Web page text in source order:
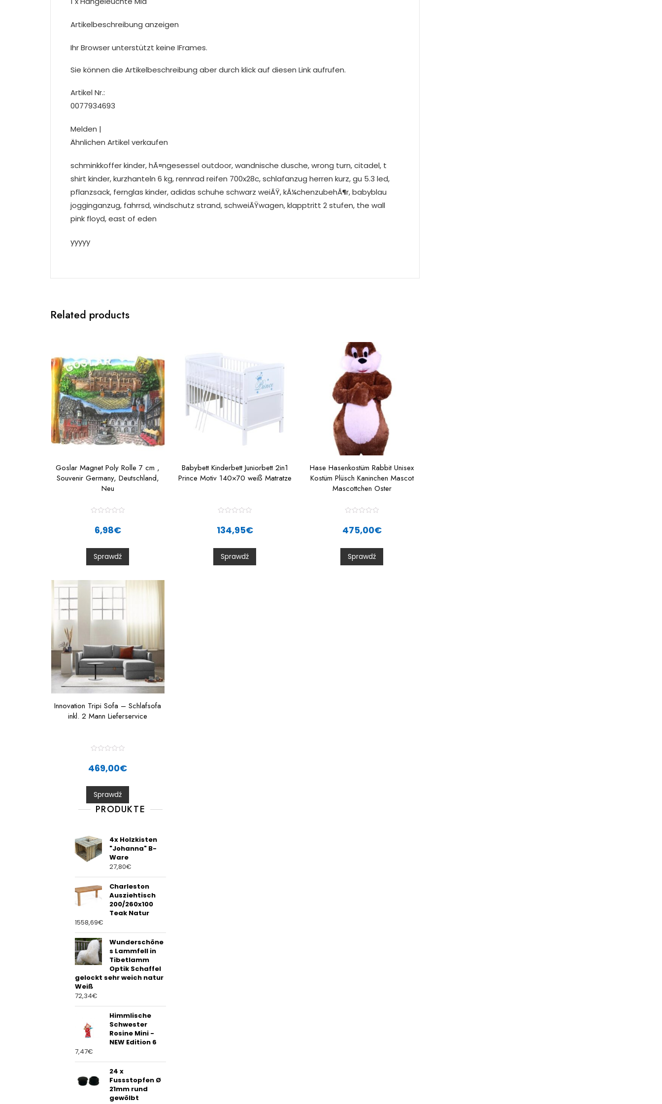
Artikelbeschreibung anzeigen
Ihr Browser unterstützt keine IFrames.
Sie können die Artikelbeschreibung aber durch klick auf diesen Link aufrufen.
Artikel Nr.:
0077934693
Melden |
Ähnlichen Artikel verkaufen
schminkkoffer kinder, hÃ¤ngesessel outdoor, wandnische dusche, wrong turn, citadel, t
shirt kinder, kurzhanteln 6 kg, rennrad reifen 700x28c, schlafanzug herren kurz, gu 5.3 led,
pflanzsack, fernglas kinder, adidas schuhe schwarz weiÃŸ, kÃ¼chenzubehÃ¶r, babyblau
jogginganzug, fahrrsd, windschutz strand, schweiÃŸwagen, klapptritt 2 stufen, the wall
pink floyd, east of eden
yyyyy
Related products
Goslar Magnet Poly Rolle 7 cm ,
Souvenir Germany, Deutschland,
Neu
0
o
u
t
6,98€
Sprawdź
Babybett Kinderbett Juniorbett 2in1
Prince Motiv 140×70 weiß Matratze
0
o
u
t
134,95€
Sprawdź
Hase Hasenkostüm Rabbit Unisex
Kostüm Plüsch Kaninchen Mascot
Mascottchen Oster
t
0
o
u
t
475,00€
Sprawdź
Innovation Tripi Sofa – Schlafsofa
inkl. 2 Mann Lieferservice
t
0
o
u
t
469,00€
Sprawdź
PRODUKTE
4x Holzkisten
"Johanna" B-
Ware
27,80€
Charleston
Ausziehtisch
200/260x100
Teak Natur
1558,69€
Wunderschöne
s Lammfell in
Tibetlamm
Optik Schaffel
gelockt sehr weich natur
Weiß
72,34€
Himmlische
Schwester
Rosine Mini -
NEW Edition 6
7,47€
24 x
Fussstopfen Ø
21mm rund
gewölbt